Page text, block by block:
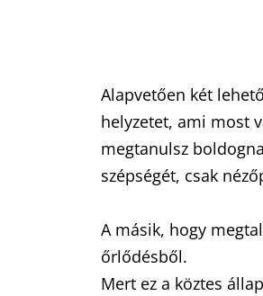
Alapvetően két
helyzetet, ami most
megtanulsz
szépségét, csak
A másik, hogy
őrlődésből.
Mert ez a köztes